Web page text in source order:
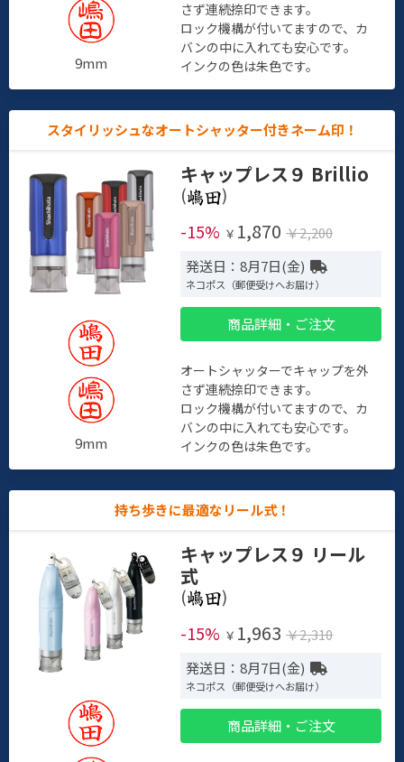
9mm
さず連続捺印できます。
ロック機構が付いてますので、カ
バンの中に入れても安心です。
インクの色は朱色です。
スタイリッシュなオートシャッター付きネーム印！
9mm
キャップレス９ Brillio
(
)
-15% ￥ 1,870 ￥2,200
発送日：8月7日(金)
ネコポス（郵便受けへお届け）
商品詳細・ご注文
オートシャッターでキャップを外
さず連続捺印できます。
ロック機構が付いてますので、カ
バンの中に入れても安心です。
インクの色は朱色です。
持ち歩きに最適なリール式！
キャップレス９ リール
式
(
)
-15% ￥ 1,963 ￥2,310
発送日：8月7日(金)
ネコポス（郵便受けへお届け）
商品詳細・ご注文